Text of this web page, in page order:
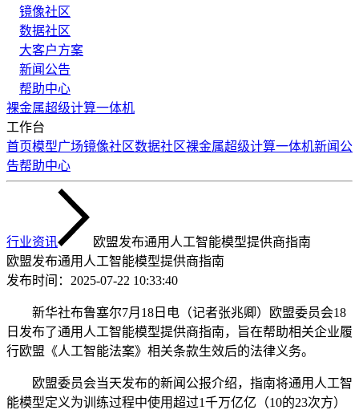
镜像社区
数据社区
大客户方案
新闻公告
帮助中心
裸金属超级计算一体机
工作台
首页模型广场镜像社区数据社区裸金属超级计算一体机新闻公
告帮助中心
行业资讯
欧盟发布通用人工智能模型提供商指南
欧盟发布通用人工智能模型提供商指南
发布时间： 2025-07-22 10:33:40
新华社布鲁塞尔7月18日电（记者张兆卿）欧盟委员会18
日发布了通用人工智能模型提供商指南，旨在帮助相关企业履
行欧盟《人工智能法案》相关条款生效后的法律义务。
欧盟委员会当天发布的新闻公报介绍，指南将通用人工智
能模型定义为训练过程中使用超过1千万亿亿（10的23次方）